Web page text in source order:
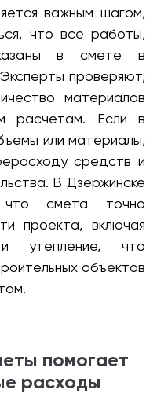
важным шагом,
что все работы,
в смете в
проверяют,
материалов
расчетам. Если в
или материалы,
средств и
В Дзержинске
что смета точно
проекта, включая
и утепление, что
объектов
помогает
расходы